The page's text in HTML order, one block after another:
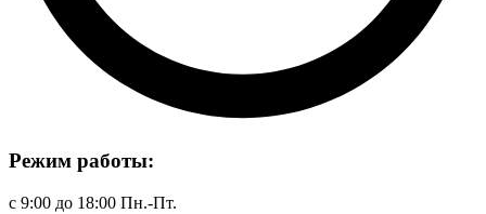
Режим работы:
с 9:00 до 18:00 Пн.-Пт.